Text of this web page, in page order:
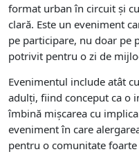
format urban în circuit și
clară. Este un eveniment
pe participare, nu doar pe
potrivit pentru o zi de
Evenimentul include atât
adulți, fiind conceput ca o
îmbină mișcarea cu
eveniment în care
pentru o comunitate foarte